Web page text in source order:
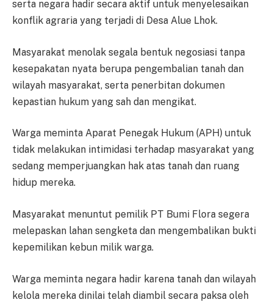
serta negara hadir secara aktif untuk menyelesaikan
konflik agraria yang terjadi di Desa Alue Lhok.
Masyarakat menolak segala bentuk negosiasi tanpa
kesepakatan nyata berupa pengembalian tanah dan
wilayah masyarakat, serta penerbitan dokumen
kepastian hukum yang sah dan mengikat.
Warga meminta Aparat Penegak Hukum (APH) untuk
tidak melakukan intimidasi terhadap masyarakat yang
sedang memperjuangkan hak atas tanah dan ruang
hidup mereka.
Masyarakat menuntut pemilik PT Bumi Flora segera
melepaskan lahan sengketa dan mengembalikan bukti
kepemilikan kebun milik warga.
Warga meminta negara hadir karena tanah dan wilayah
kelola mereka dinilai telah diambil secara paksa oleh